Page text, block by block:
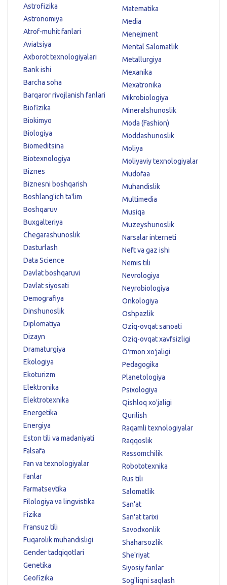
Astrofizika
Astronomiya
Atrof-muhit fanlari
Aviatsiya
Axborot texnologiyalari
Bank ishi
Barcha soha
Barqaror rivojlanish fanlari
Biofizika
Biokimyo
Biologiya
Biomeditsina
Biotexnologiya
Biznes
Biznesni boshqarish
Boshlang'ich ta'lim
Boshqaruv
Buxgalteriya
Chegarashunoslik
Dasturlash
Data Science
Davlat boshqaruvi
Davlat siyosati
Demografiya
Dinshunoslik
Diplomatiya
Dizayn
Dramaturgiya
Ekologiya
Ekoturizm
Elektronika
Elektrotexnika
Energetika
Energiya
Eston tili va madaniyati
Falsafa
Fan va texnologiyalar
Fanlar
Farmatsevtika
Filologiya va lingvistika
Fizika
Fransuz tili
Fuqarolik muhandisligi
Gender tadqiqotlari
Genetika
Geofizika
Matematika
Media
Menejment
Mental Salomatlik
Metallurgiya
Mexanika
Mexatronika
Mikrobiologiya
Mineralshunoslik
Moda (Fashion)
Moddashunoslik
Moliya
Moliyaviy texnologiyalar
Mudofaa
Muhandislik
Multimedia
Musiqa
Muzeyshunoslik
Narsalar interneti
Neft va gaz ishi
Nemis tili
Nevrologiya
Neyrobiologiya
Onkologiya
Oshpazlik
Oziq-ovqat sanoati
Oziq-ovqat xavfsizligi
Oʻrmon xoʻjaligi
Pedagogika
Planetologiya
Psixologiya
Qishloq xo'jaligi
Qurilish
Raqamli texnologiyalar
Raqqoslik
Rassomchilik
Robototexnika
Rus tili
Salomatlik
San'at
San'at tarixi
Savodxonlik
Shaharsozlik
She'riyat
Siyosiy fanlar
Sog'liqni saqlash